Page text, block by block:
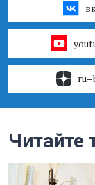
Читайте